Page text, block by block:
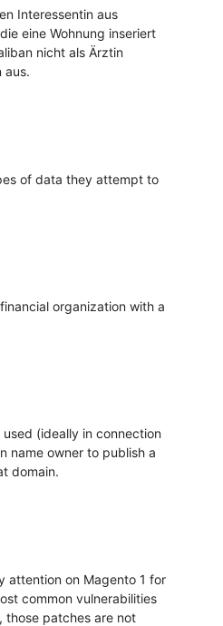
Interessentin aus
eine Wohnung inseriert
nicht als Ärztin
aus.
of data they attempt to
organization with a
(ideally in connection
name owner to publish a
domain.
attention on Magento 1 for
common vulnerabilities
those patches are not